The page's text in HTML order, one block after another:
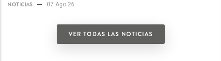
NOTICIAS 07 Ago 26
VER TODAS LAS NOTICIAS